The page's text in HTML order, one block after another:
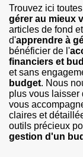
Trouvez ici
gérer au mieux
articles de fond
d'apprendre à
bénéficier de l'
financiers et
et sans
budget. Nous
plus vous laisser
vous
claires et
outils précieux
gestion d'un